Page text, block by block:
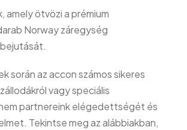
amely ötvözi a prémium
Norway záregység
során az accon számos sikeres
vagy speciális
partnereink elégedettségét és
Tekintse meg az alábbiakban,